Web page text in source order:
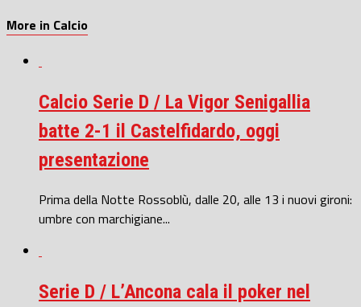
More in Calcio
Calcio Serie D / La Vigor Senigallia
batte 2-1 il Castelfidardo, oggi
presentazione
Prima della Notte Rossoblù, dalle 20, alle 13 i nuovi gironi:
umbre con marchigiane...
Serie D / L’Ancona cala il poker nel